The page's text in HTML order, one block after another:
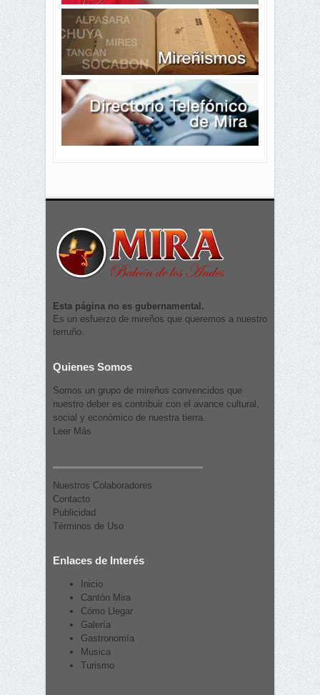
Esta página no es gubernamental.
Es un esfuerzo de mireños que queremos a nuestro
terruño.
Quienes Somos
Somos un grupo de mireños convencidos que
nuestro deber es contribuir con el avance cultural,
social y económico de nuestra tierra.
Leer Más
Nuestros Colaboradores
Contacto
Publicidad
Términos de Uso
Enlaces de Interés
Inicio
Cantón Mira
Cómo Llegar
Galería
Gastronomía
Musica
Turismo